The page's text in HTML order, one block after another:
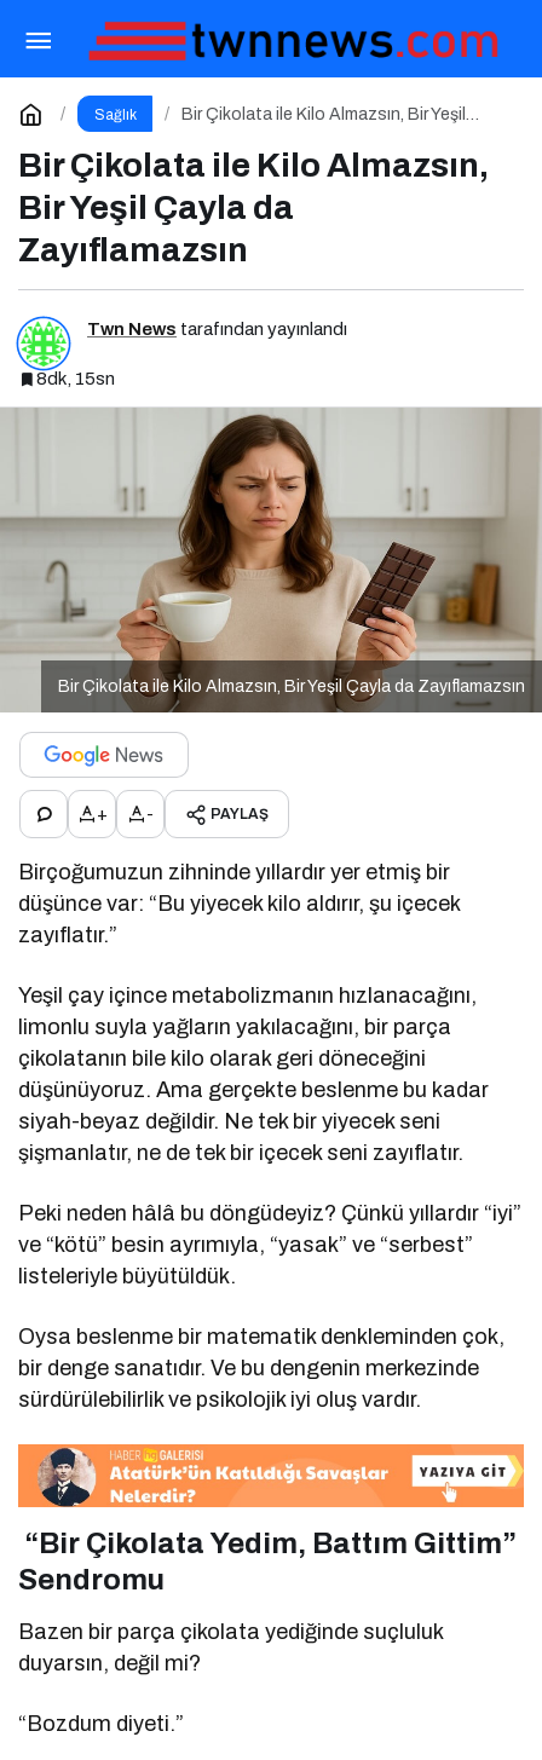
Sağlık
Bir Çikolata ile Kilo Almazsın, Bir Yeşil
Bir Çikolata ile Kilo Almazsın,
Bir Yeşil Çayla da
Zayıflamazsın
Twn News tarafından yayınlandı
8dk, 15sn
Bir Çikolata ile Kilo Almazsın, Bir Yeşil Çayla da Zayıflamazsın
+ - PAYLAŞ
Birçoğumuzun zihninde yıllardır yer etmiş bir
düşünce var: “Bu yiyecek kilo aldırır, şu içecek
zayıflatır.”
Yeşil çay içince metabolizmanın hızlanacağını,
limonlu suyla yağların yakılacağını, bir parça
çikolatanın bile kilo olarak geri döneceğini
düşünüyoruz. Ama gerçekte beslenme bu kadar
siyah-beyaz değildir. Ne tek bir yiyecek seni
şişmanlatır, ne de tek bir içecek seni zayıflatır.
Peki neden hâlâ bu döngüdeyiz? Çünkü yıllardır “iyi”
ve “kötü” besin ayrımıyla, “yasak” ve “serbest”
listeleriyle büyütüldük.
Oysa beslenme bir matematik denkleminden çok,
bir denge sanatıdır. Ve bu dengenin merkezinde
sürdürülebilirlik ve psikolojik iyi oluş vardır.
“Bir Çikolata Yedim, Battım Gittim”
Sendromu
Bazen bir parça çikolata yediğinde suçluluk
duyarsın, değil mi?
“Bozdum diyeti.”
Yeme Atağından Sonra: Ceza Değil, Denge
Zamanı
Yorum Yap